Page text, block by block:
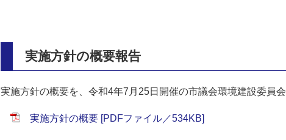
実施方針の概要報告
実施方針の概要を、令和4年7月25日開催の市議会環境建設委員
実施方針の概要 [PDFファイル／534KB]